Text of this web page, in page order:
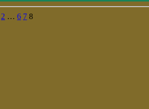
2 … 6 7 8